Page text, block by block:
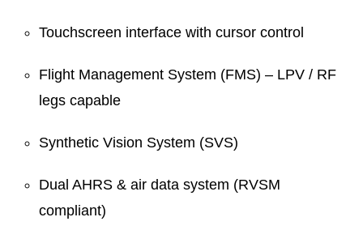
Touchscreen interface with cursor control
Flight Management System (FMS) – LPV / RF
legs capable
Synthetic Vision System (SVS)
Dual AHRS & air data system (RVSM
compliant)